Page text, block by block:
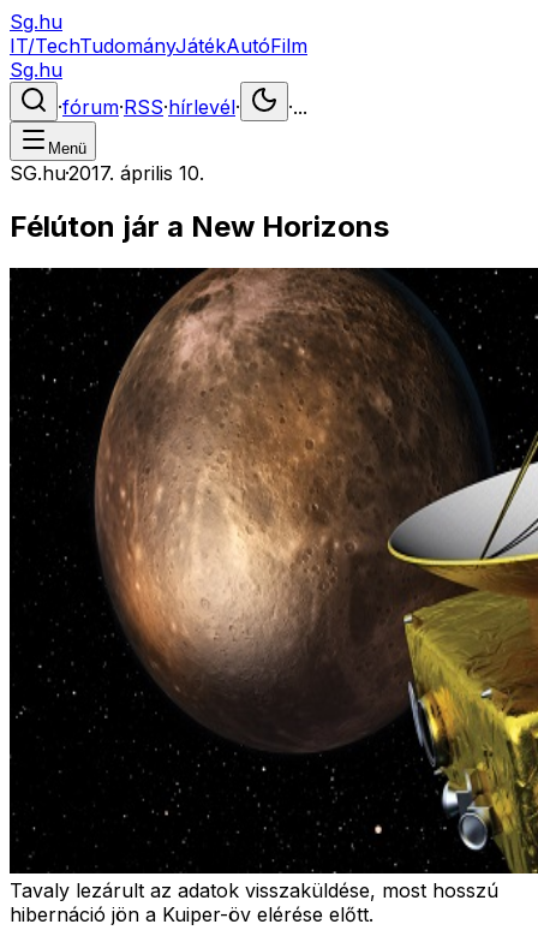
Sg.hu
IT/TechTudományJátékAutóFilm
Sg.hu
·fórum·RSS·hírlevél· ·...
Menü
SG.hu·2017. április 10.
Félúton jár a New Horizons
Tavaly lezárult az adatok visszaküldése, most hosszú
hibernáció jön a Kuiper-öv elérése előtt.